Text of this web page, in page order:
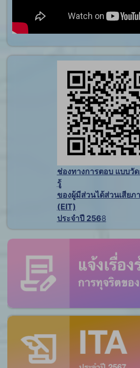
ช่องทางการตอบ แบบวั
รู้
ของผู้มีส่วนได้ส่วนเสียภ
(EIT)
ประจำปี 2568